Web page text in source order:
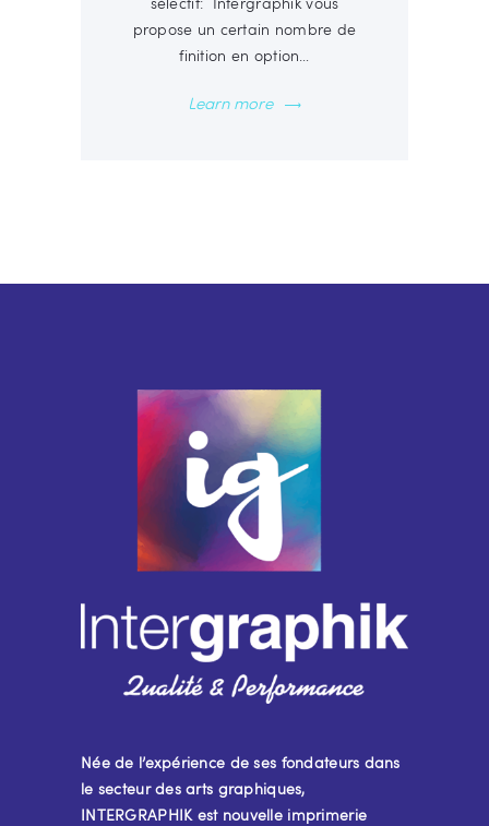
propose un certain nombre de
finition en option…
Learn more
Née de l’expérience de ses fondateurs dans
le secteur des arts graphiques,
INTERGRAPHIK est nouvelle imprimerie